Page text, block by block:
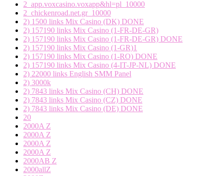
2_app.voxcasino.voxapp&hl=pl_10000
2_chickenroad.net.gr_10000
2) 1500 links Mix Casino (DK) DONE
2) 157190 links Mix Casino (1-FR-DE-GR)
2) 157190 links Mix Casino (1-FR-DE-GR) DONE
2) 157190 links Mix Casino (1-GR)1
2) 157190 links Mix Casino (1-RO) DONE
2) 157190 links Mix Casino (4-IT-JP-NL) DONE
2) 22000 links English SMM Panel
2) 3000k
2) 7843 links Mix Casino (CH) DONE
2) 7843 links Mix Casino (CZ) DONE
2) 7843 links Mix Casino (DE) DONE
20
2000A Z
2000A Z
2000A Z
2000A Z
2000AB Z
2000allZ